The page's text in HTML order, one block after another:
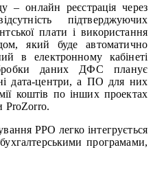
– онлайн реєстрація через
підтверджуючих
плати і використання
який буде автоматично
в електронному кабінеті
даних ДФС планує
дата-центри, а ПО для них
коштів по інших проектах
ProZorro.
РРО легко інтегрується
програмами,